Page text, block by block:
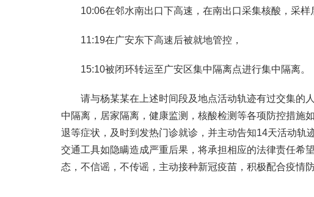
10:06在邻水南出口下高速，在南出口采集核酸，采
11:19在广安东下高速后被就地管控，
15:10被闭环转运至广安区集中隔离点进行集中隔离。
请与杨某某在上述时间段及地点活动轨迹有过交集的
中隔离，居家隔离，健康监测，核酸检测等各项防控措施
退等症状，及时到发热门诊就诊，并主动告知14天活动
交通工具如隐瞒造成严重后果，将承担相应的法律责任希
态，不信谣，不传谣，主动接种新冠疫苗，积极配合疫情